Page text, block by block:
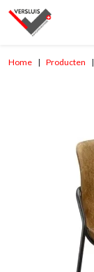
Home Producten